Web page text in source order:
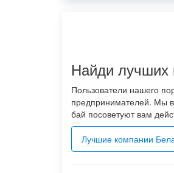
Найди лучших
Пользователи нашего
предпринимателей. Мы
бай посоветуют вам
Лучшие компании